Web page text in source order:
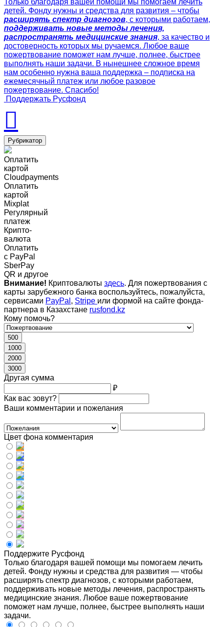
Только благодаря вашей помощи мы помогаем лечить
детей. Фонду нужны и средства для развития – чтобы
расширять спектр диагнозов, с которыми работаем,
поддерживать новые методы лечения,
распространять медицинские знания, за качество и
достоверность которых мы ручаемся. Любое ваше
пожертвование поможет нам лучше, полнее, быстрее
выполнять наши задачи. В нынешнее сложное время
нам особенно нужна ваша поддержка – подписка на
ежемесячный платеж или любое разовое
пожертвование. Спасибо!
Поддержать Русфонд
Рубрикатор
Оплатить
картой
Cloudpayments
Оплатить
картой
Mixplat
Регулярный
платеж
Крипто-
валюта
Оплатить
c PayPal
SberPay
QR и другое
Внимание! Криптовалюты здесь. Для пожертвования с
карты зарубежного банка воспользуйтесь, пожалуйста,
сервисами PayPal , Stripe или формой на сайте фонда-
партнера в Казахстане rusfond.kz
Кому помочь?
500
1000
2000
3000
Другая сумма
₽
Как вас зовут?
Ваши комментарии и пожелания
Цвет фона комментария
Поддержите Русфонд
Только благодаря вашей помощи мы помогаем лечить
детей. Фонду нужны и средства для развития — чтобы
расширять спектр диагнозов, с которыми работаем,
поддерживать новые методы лечения, распространять
медицинские знания. Любое ваше пожертвование
поможет нам лучше, полнее, быстрее выполнять наши
задачи.